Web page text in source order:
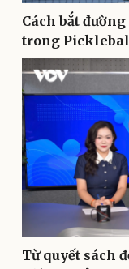
Doanh nghiệp
Thông tin doanh
Doanh nghiệp 24h
Doanh nhân
Vì cộng đồng
Cách bắt
trong
Từ quyết sách